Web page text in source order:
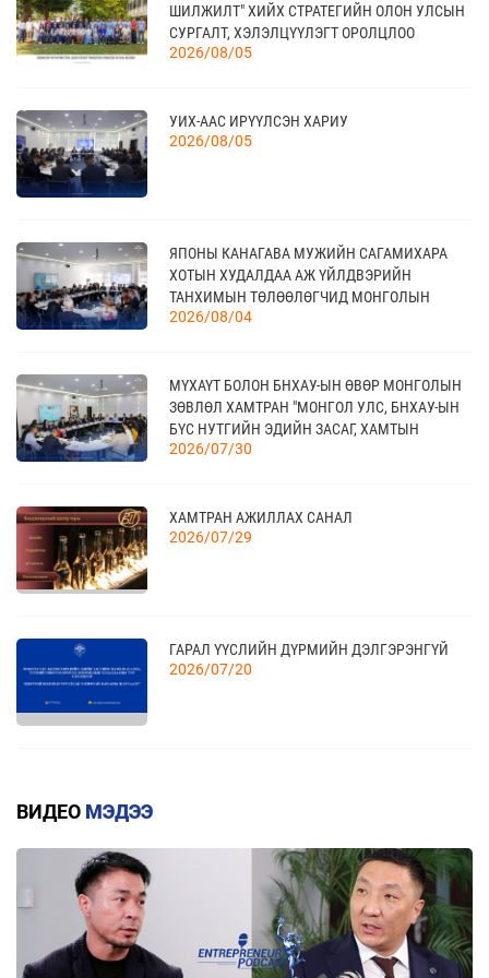
09 сар
“УЛААНБААТАР ТҮНШЛЭЛ 2026” ХҮНСНИЙ
САЛБАРЫН ОЛОН УЛСЫН ҮЗЭСГЭЛЭН
18
09 сар
МОНГОЛЫН АРБИТРЫН ӨДӨР - 2026
20
09 сар
КАНАД УЛС - ТОРОНТО ХОТЫН БИЗНЕС АЯЛАЛ
21
10 сар
TEX+ VISION KOREA
11 сар
ҮЗЭСГЭЛЭН
11 сар
КАНАД УЛСАД ЗОХИОН БАЙГУУЛАГДАХ
АХУЙН САЛБАРЫН ҮЗЭСГЭЛЭНД ОРОЛЦОХЫГ
УРЬЖ БАЙНА.
ШИЛЖИЛТ" ХИЙХ СТРАТЕГИЙН ОЛОН УЛСЫН
СУРГАЛТ, ХЭЛЭЛЦҮҮЛЭГТ ОРОЛЦЛОО
2026/08/05
УИХ-ААС ИРҮҮЛСЭН ХАРИУ
2026/08/05
ЯПОНЫ КАНАГАВА МУЖИЙН САГАМИХАРА
ХОТЫН ХУДАЛДАА АЖ ҮЙЛДВЭРИЙН
ТАНХИМЫН ТӨЛӨӨЛӨГЧИД МОНГОЛЫН
ҮНДЭСНИЙ ХУДАЛДАА АЖ ҮЙЛДВЭРИЙН
2026/08/04
МҮХАҮТ БОЛОН БНХАУ-ЫН ӨВӨР МОНГОЛЫН
ЗӨВЛӨЛ ХАМТРАН "МОНГОЛ УЛС, БНХАУ-ЫН
БҮС НУТГИЙН ЭДИЙН ЗАСАГ, ХАМТЫН
АЖИЛЛАГААНЫ УУЛЗАЛТ"-ЫГ ЗОХИОН
2026/07/30
ХАМТРАН АЖИЛЛАХ САНАЛ
2026/07/29
ГАРАЛ ҮҮСЛИЙН ДҮРМИЙН ДЭЛГЭРЭНГҮЙ
2026/07/20
ЕАЭЗХ, ТҮҮНИЙ ГИШҮҮН ОРНУУДААС МОНГОЛ
УЛС РУУ ХӨНГӨЛТТЭЙ ТАРИФААР
ИМПОРТЛОХ 367 БАРААНЫ ЖАГСААЛТ
ВИДЕО МЭДЭЭ